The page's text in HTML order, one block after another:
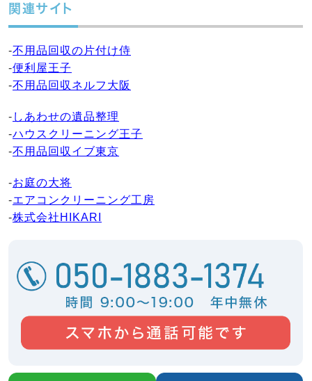
関連サイト
-不用品回収の片付け侍
-便利屋王子
-不用品回収ネルフ大阪
- しあわせの遺品整理
-ハウスクリーニング王子
-不用品回収イブ東京
-お庭の大将
-エアコンクリーニング工房
-株式会社HIKARI